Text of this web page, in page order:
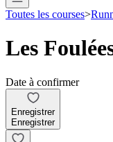
Toutes les courses>
Les
Date à confirmer
Enregistrer
Enregistrer